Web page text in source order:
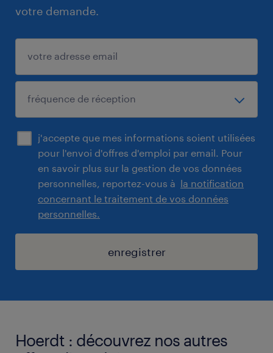
votre demande.
j'accepte que mes informations soient utilisées
pour l'envoi d'offres d'emploi par email. Pour
en savoir plus sur la gestion de vos données
personnelles, reportez-vous à la notification
concernant le traitement de vos données
personnelles.
enregistrer
Hoerdt : découvrez nos autres